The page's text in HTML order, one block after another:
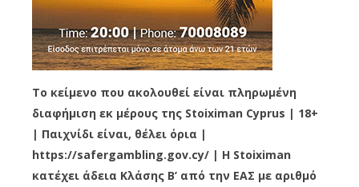
Το κείμενο που ακολουθεί είναι πληρωμένη
διαφήμιση εκ μέρους της Stoiximan Cyprus | 18+
| Παιχνίδι είναι, θέλει όρια |
https://safergambling.gov.cy/ | Η Stoiximan
κατέχει άδεια Κλάσης Β’ από την ΕΑΣ με αριθμό